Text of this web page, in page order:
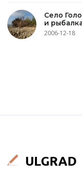
Село
и
2006-12-18